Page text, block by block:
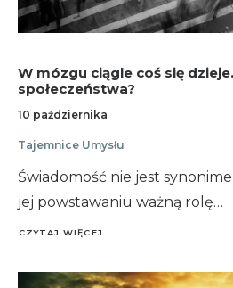
W mózgu ciągle coś się
społeczeństwa?
10 października
Tajemnice Umysłu
Świadomość nie jest
jej powstawaniu ważną rolę…
CZYTAJ WIĘCEJ...